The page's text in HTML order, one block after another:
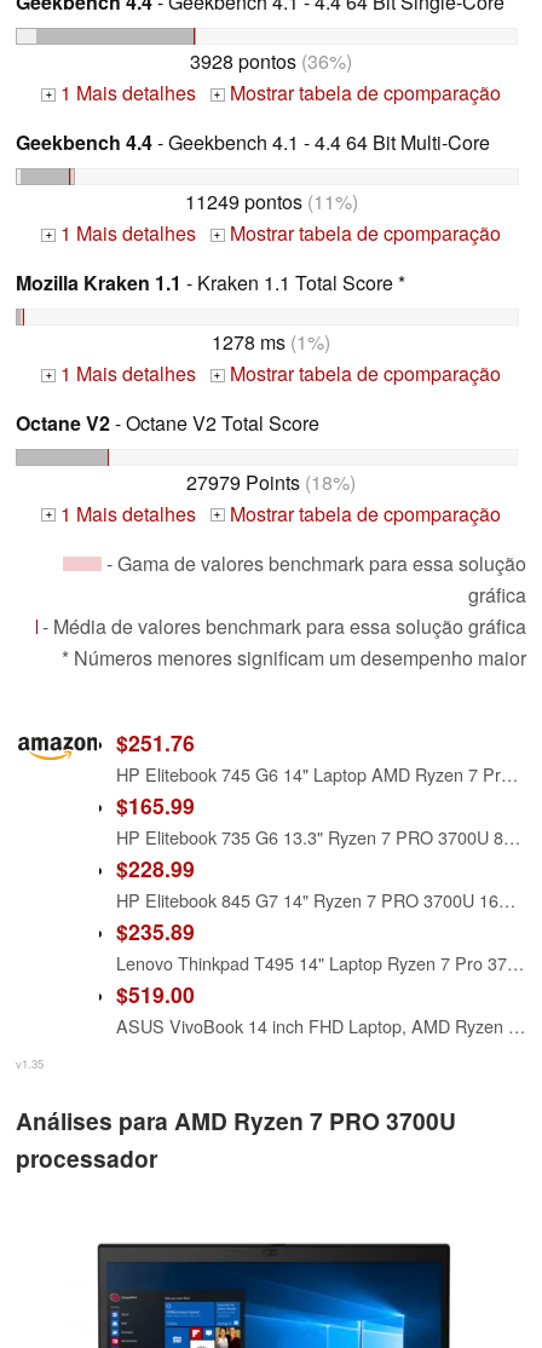
3928 pontos (36%)
+ 1 Mais detalhes + Mostrar tabela de cpomparação
Geekbench 4.4- Geekbench 4.1 - 4.4 64 Bit Multi-Core
11249 pontos(11%)
+ 1 Mais detalhes + Mostrar tabela de cpomparação
Mozilla Kraken 1.1 - Kraken 1.1 Total Score *
1278 ms (1%)
+ 1 Mais detalhes + Mostrar tabela de cpomparação
Octane V2- Octane V2 Total Score
27979 Points (18%)
+ 1 Mais detalhes + Mostrar tabela de cpomparação
- Gama de valores benchmark para essa solução
gráfica
- Média de valores benchmark para essa solução gráfica
* Números menores significam um desempenho maior
$251.76
HP Elitebook 745 G6 14" Laptop AMD Ryzen 7 Pro-3700U 16GB 256GB SSD W11P (Renewed)
$165.99
HP Elitebook 735 G6 13.3" Ryzen 7 PRO 3700U 8GB 256GB SSD W11P (Low Batt Health)
$228.99
HP Elitebook 845 G7 14" Ryzen 7 PRO 3700U 16GB 256GB SSD W11P Low Battery Health (Renewed)
$235.89
Lenovo Thinkpad T495 14" Laptop Ryzen 7 Pro 3700U 8GB RAM 256GB SSD W10P (Renewed)
$519.00
ASUS VivoBook 14 inch FHD Laptop, AMD Ryzen 7 3700U, 8GB DDR4, 512GB SSD, Backlit Keyboard, Fingerprint Reader, AMD Radeon RX Vega 10 Graphics, Windows 11 Pro, Slate Grey with HEX Mouse Pad
v1.35
Análises para AMD Ryzen 7 PRO 3700U
processador